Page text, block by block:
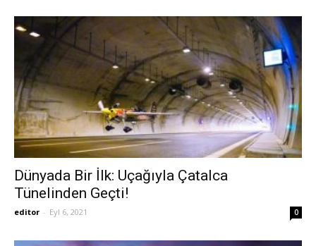
Dünyada Bir İlk: Uçağıyla Çatalca
Tünelinden Geçti!
editor - Eyl 6, 2021 0